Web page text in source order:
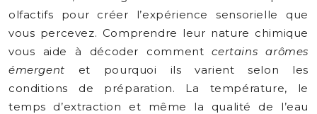
olfactifs pour créer l’expérience sensorielle que
vous percevez. Comprendre leur nature chimique
vous aide à décoder commentcertains arômes
émergent et pourquoi ils varient selon les
conditions de préparation. La température, le
temps d’extraction et même la qualité de l’eau